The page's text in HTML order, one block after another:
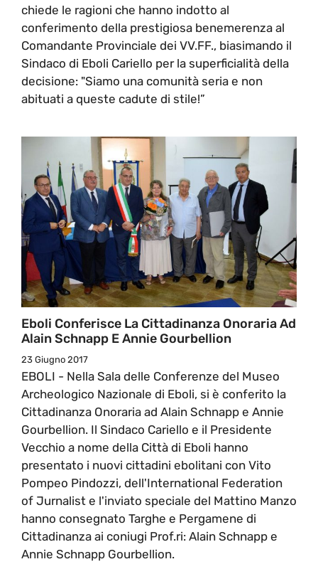
chiede le ragioni che hanno indotto al
conferimento della prestigiosa benemerenza al
Comandante Provinciale dei VV.FF., biasimando il
Sindaco di Eboli Cariello per la superficialità della
decisione: "Siamo una comunità seria e non
abituati a queste cadute di stile!”
Eboli Conferisce La Cittadinanza Onoraria Ad
Alain Schnapp E Annie Gourbellion
23 Giugno 2017
EBOLI - Nella Sala delle Conferenze del Museo
Archeologico Nazionale di Eboli, si è conferito la
Cittadinanza Onoraria ad Alain Schnapp e Annie
Gourbellion. Il Sindaco Cariello e il Presidente
Vecchio a nome della Città di Eboli hanno
presentato i nuovi cittadini ebolitani con Vito
Pompeo Pindozzi, dell'International Federation
of Jurnalist e l'inviato speciale del Mattino Manzo
hanno consegnato Targhe e Pergamene di
Cittadinanza ai coniugi Prof.ri: Alain Schnapp e
Annie Schnapp Gourbellion.